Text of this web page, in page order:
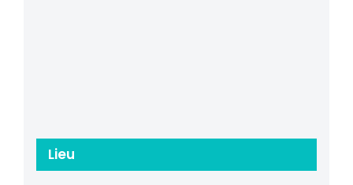
Lieu